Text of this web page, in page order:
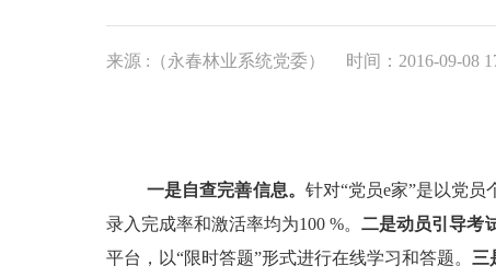
来源 :（永春林业系统党委） 时间：2016-09-08
一是自查完善信息。 针对“党员e家”是以党
录入完成率和激活率均为100 %。二是动员引导考
平台，以“限时答题”形式进行在线学习和答题。 三